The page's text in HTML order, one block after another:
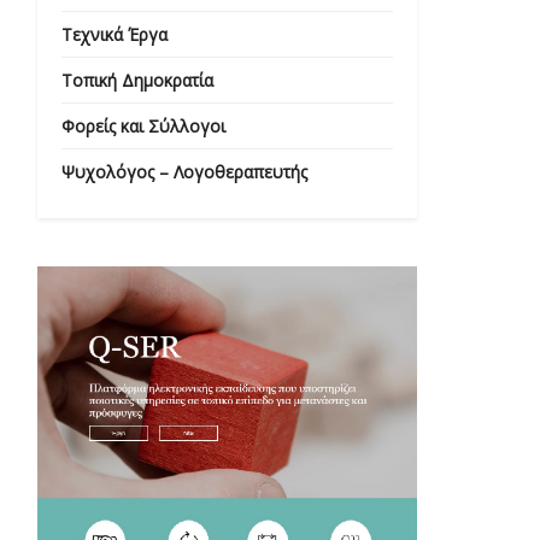
Τεχνικά Έργα
Τοπική Δημοκρατία
Φορείς και Σύλλογοι
Ψυχολόγος – Λογοθεραπευτής